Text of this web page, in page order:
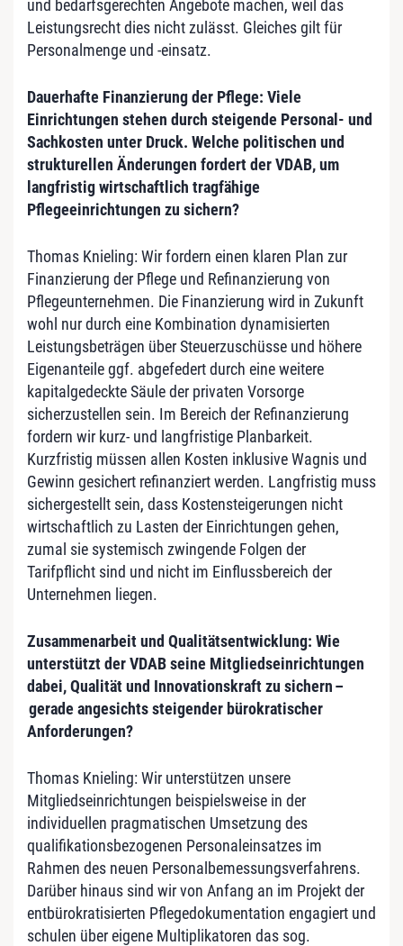
und bedarfsgerechten Angebote machen, weil das
Leistungsrecht dies nicht zulässt. Gleiches gilt für
Personalmenge und -einsatz.
Dauerhafte Finanzierung der Pflege: Viele
Einrichtungen stehen durch steigende Personal- und
Sachkosten unter Druck. Welche politischen und
strukturellen Änderungen fordert der VDAB, um
langfristig wirtschaftlich tragfähige
Pflegeeinrichtungen zu sichern?
Thomas Knieling: Wir fordern einen klaren Plan zur
Finanzierung der Pflege und Refinanzierung von
Pflegeunternehmen. Die Finanzierung wird in Zukunft
wohl nur durch eine Kombination dynamisierten
Leistungsbeträgen über Steuerzuschüsse und höhere
Eigenanteile ggf. abgefedert durch eine weitere
kapitalgedeckte Säule der privaten Vorsorge
sicherzustellen sein. Im Bereich der Refinanzierung
fordern wir kurz- und langfristige Planbarkeit.
Kurzfristig müssen allen Kosten inklusive Wagnis und
Gewinn gesichert refinanziert werden. Langfristig muss
sichergestellt sein, dass Kostensteigerungen nicht
wirtschaftlich zu Lasten der Einrichtungen gehen,
zumal sie systemisch zwingende Folgen der
Tarifpflicht sind und nicht im Einflussbereich der
Unternehmen liegen.
Zusammenarbeit und Qualitätsentwicklung: Wie
unterstützt der VDAB seine Mitgliedseinrichtungen
dabei, Qualität und Innovationskraft zu sichern–
gerade angesichts steigender bürokratischer
Anforderungen?
Thomas Knieling: Wir unterstützen unsere
Mitgliedseinrichtungen beispielsweise in der
individuellen pragmatischen Umsetzung des
qualifikationsbezogenen Personaleinsatzes im
Rahmen des neuen Personalbemessungsverfahrens.
Darüber hinaus sind wir von Anfang an im Projekt der
entbürokratisierten Pflegedokumentation engagiert und
schulen über eigene Multiplikatoren das sog.